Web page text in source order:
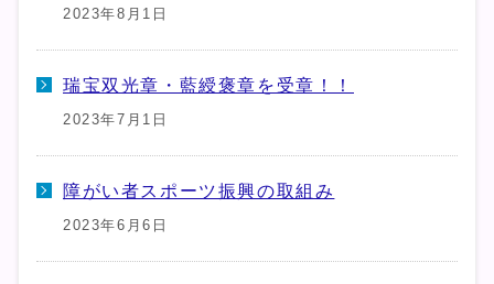
2023年8月1日
瑞宝双光章・藍綬褒章を受章！！
2023年7月1日
障がい者スポーツ振興の取組み
2023年6月6日